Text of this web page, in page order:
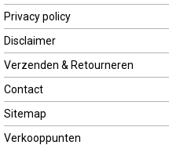
Privacy policy
Disclaimer
Verzenden & Retourneren
Contact
Sitemap
Verkooppunten